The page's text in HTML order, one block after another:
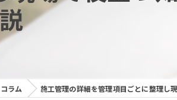
コラム 施工管理の詳細を管理項目ごとに整理し